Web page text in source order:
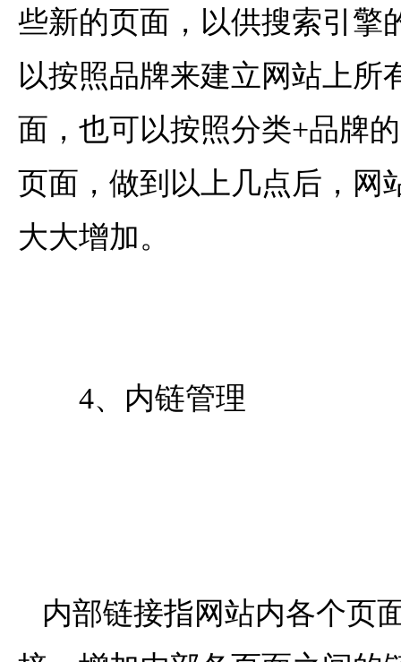
些新的页面，以供搜索引擎
以按照品牌来建立网站上所
面，也可以按照分类+品牌
页面，做到以上几点后，网
大大增加。
4、内链管理
内部链接指网站内各个页